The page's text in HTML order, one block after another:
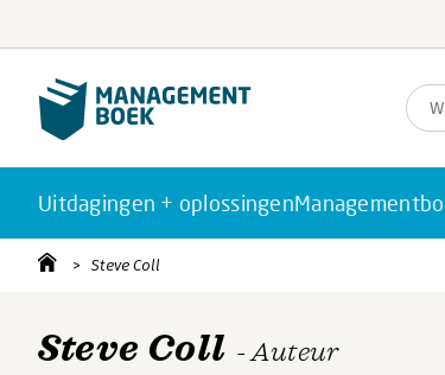
Uitdagingen + oplossingen
Steve Coll
Steve Coll - Auteur